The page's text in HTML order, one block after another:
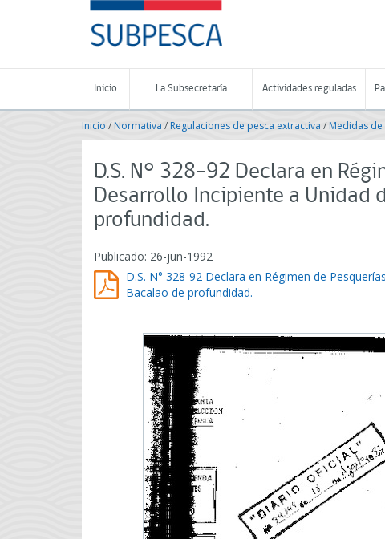
-
Subsecretaría
de
Pesca
Acuicultura
-
de
Chile
Inicio La Subsecretaría Actividades reguladas
Inicio /Normativa / Regulaciones de pesca extractiva /Medidas
D.S. N° 328-92 Declara en
Desarrollo Incipiente a Unidad
profundidad.
Publicado: 26-jun-1992
D.S. N° 328-92 Declara en Régimen de
Bacalao de profundidad.